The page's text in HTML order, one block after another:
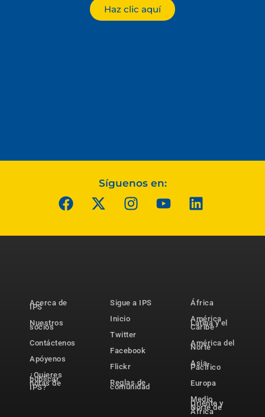
Haz clic aquí
Síguenos en:
Acerca de
IPS
Nuestros
socios
Contáctenos
Apóyenos
¿Quieres
publicar
notas de
IPS?
Sigue a IPS
Inicio
Twitter
Facebook
Flickr
Reglas de
comunidad
África
América
Latina y el
Caribe
América del
Norte
Asia-
Pacífico
Europa
Medio
Oriente y
Norte de
África